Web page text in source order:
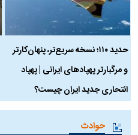
حدید ۱۱۰؛ نسخه سریع‌تر، پنهان‌کارتر
و مرگبارتر پهپادهای ایرانی | پهپاد
انتحاری جدید ایران چیست؟
حوادث